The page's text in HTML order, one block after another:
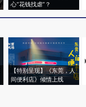
心“花钱找虐”？
【特别呈现】《东莞，人
间便利店》倾情上线